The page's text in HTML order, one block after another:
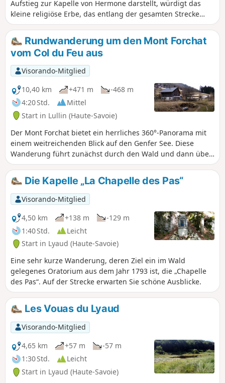
Aufstieg zur Kapelle von Hermone darstellt, würdigt das
kleine religiöse Erbe, das entlang der gesamten Strecke
sehr präsent ist, und bietet vom Gipfel aus einen herrlichen
Blick auf den Genfer See.
Rundwanderung um den Mont Forchat
vom Col du Feu aus
Visorando-Mitglied
10,40 km
+471 m
-468 m
4:20 Std.
Mittel
Start in Lullin (Haute-Savoie)
Der Mont Forchat bietet ein herrliches 360°-Panorama mit
einem weitreichenden Blick auf den Genfer See. Diese
Wanderung führt zunächst durch den Wald und dann über
die schöne Alm Trécoud zum Gipfel. Es sind mehrere
Varianten möglich.
Die Kapelle „La Chapelle des Pas“
Visorando-Mitglied
4,50 km
+138 m
-129 m
1:40 Std.
Leicht
Start in Lyaud (Haute-Savoie)
Eine sehr kurze Wanderung, deren Ziel ein im Wald
gelegenes Oratorium aus dem Jahr 1793 ist, die „Chapelle
des Pas“. Auf der Strecke erwarten Sie schöne Ausblicke.
Les Vouas du Lyaud
Visorando-Mitglied
4,65 km
+57 m
-57 m
1:30 Std.
Leicht
Start in Lyaud (Haute-Savoie)